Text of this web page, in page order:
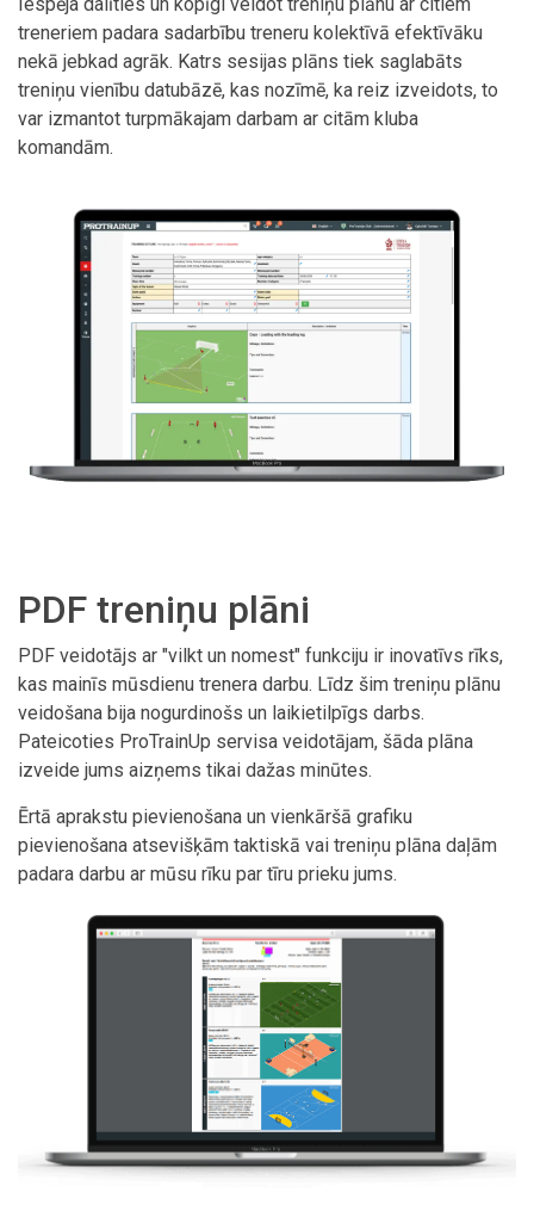
treneriem padara sadarbību treneru kolektīvā efektīvāku
nekā jebkad agrāk. Katrs sesijas plāns tiek saglabāts
treniņu vienību datubāzē, kas nozīmē, ka reiz izveidots, to
var izmantot turpmākajam darbam ar citām kluba
komandām.
PDF treniņu plāni
PDF veidotājs ar "vilkt un nomest" funkciju ir inovatīvs rīks,
kas mainīs mūsdienu trenera darbu. Līdz šim treniņu plānu
veidošana bija nogurdinošs un laikietilpīgs darbs.
Pateicoties ProTrainUp servisa veidotājam, šāda plāna
izveide jums aizņems tikai dažas minūtes.
Ērtā aprakstu pievienošana un vienkāršā grafiku
pievienošana atsevišķām taktiskā vai treniņu plāna daļām
padara darbu ar mūsu rīku par tīru prieku jums.